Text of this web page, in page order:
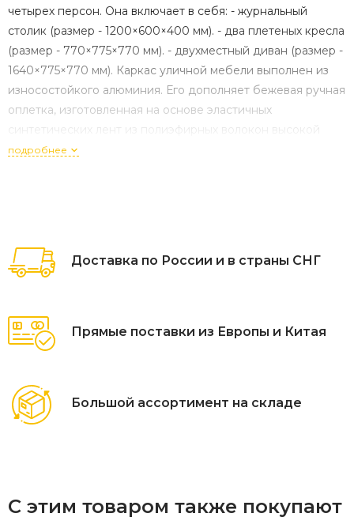
четырех персон. Она включает в себя: - журнальный
столик (размер - 1200×600×400 мм). - два плетеных кресла
(размер - 770×775×770 мм). - двухместный диван (размер -
1640×775×770 мм). Каркас уличной мебели выполнен из
износостойкого алюминия. Его дополняет бежевая ручная
оплетка, изготовленная на основе эластичных
синтетических лент из полиэфирных волокон высокой
прочности (роупа). Кресла и диван идут в комплекте с
бежевый круглый, ткань бежевая 052 1шт. 1 640Х775Х770,
"Диего" кресло плетеное из роупа, каркас алюминий
подробнее
Доставка по России и в страны СНГ
Прямые поставки из Европы и Китая
Большой ассортимент на складе
С этим товаром также покупают